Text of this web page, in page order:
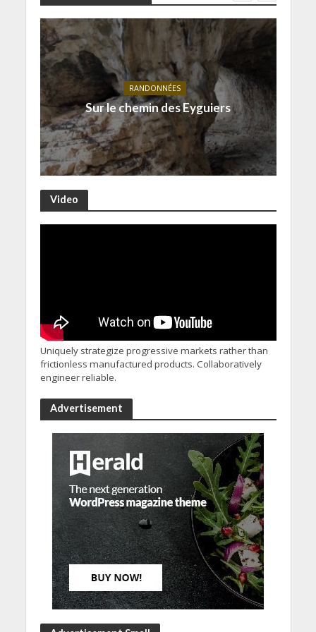
RANDONNÉES
Sur le chemin des Eyguiers
Video
Uniquely strategize progressive markets rather than
frictionless manufactured products. Collaboratively
engineer reliable.
Advertisement